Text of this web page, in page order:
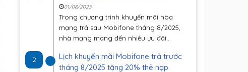
01/08/2025
Trong chương trình khuyến mãi hòa
mạng trả sau Mobifone tháng 8/2025,
nhà mạng mang đến nhiều ưu đãi...
2
Lịch khuyến mãi Mobifone trả trước
tháng 8/2025 tặng 20% thẻ nạp